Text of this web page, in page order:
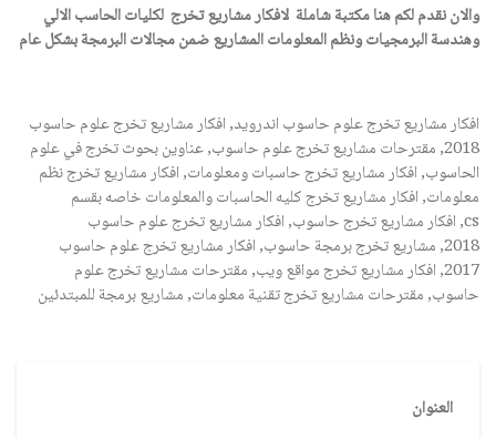
والان نقدم لكم هنا مكتبة شاملة لافكار مشاريع تخرج لكليات الحاسب الالي
وهندسة البرمجيات ونظم المعلومات المشاريع ضمن مجالات البرمجة بشكل عام
افكار مشاريع تخرج علوم حاسوب اندرويد, افكار مشاريع تخرج علوم حاسوب
2018, مقترحات مشاريع تخرج علوم حاسوب, عناوين بحوث تخرج في علوم
الحاسوب, افكار مشاريع تخرج حاسبات ومعلومات, افكار مشاريع تخرج نظم
معلومات, افكار مشاريع تخرج كليه الحاسبات والمعلومات خاصه بقسم
cs, افكار مشاريع تخرج حاسوب, افكار مشاريع تخرج علوم حاسوب
2018, مشاريع تخرج برمجة حاسوب, افكار مشاريع تخرج علوم حاسوب
2017, افكار مشاريع تخرج مواقع ويب, مقترحات مشاريع تخرج علوم
حاسوب, مقترحات مشاريع تخرج تقنية معلومات, مشاريع برمجة للمبتدئين
العنوان